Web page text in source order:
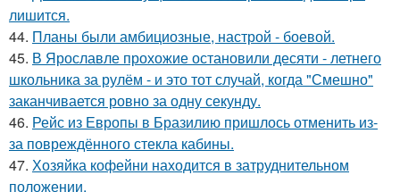
лишится.
44. Планы были амбициозные, настрой - боевой.
45. В Ярославле прохожие остановили десяти - летнего
школьника за рулём - и это тот случай, когда "Смешно"
заканчивается ровно за одну секунду.
46. Рейс из Европы в Бразилию пришлось отменить из-
за повреждённого стекла кабины.
47. Хозяйка кофейни находится в затруднительном
положении.